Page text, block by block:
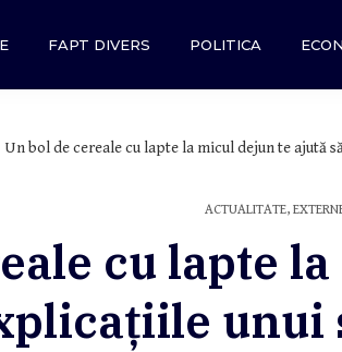
FAPT DIVERS POLITICA
Un bol de cereale cu lapte la micul dejun te ajută
ACTUALITATE,
cu lapte